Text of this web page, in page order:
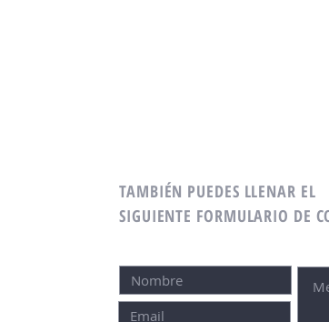
TAMBIÉN PUEDES LLENAR EL
SIGUIENTE FORMULARIO DE